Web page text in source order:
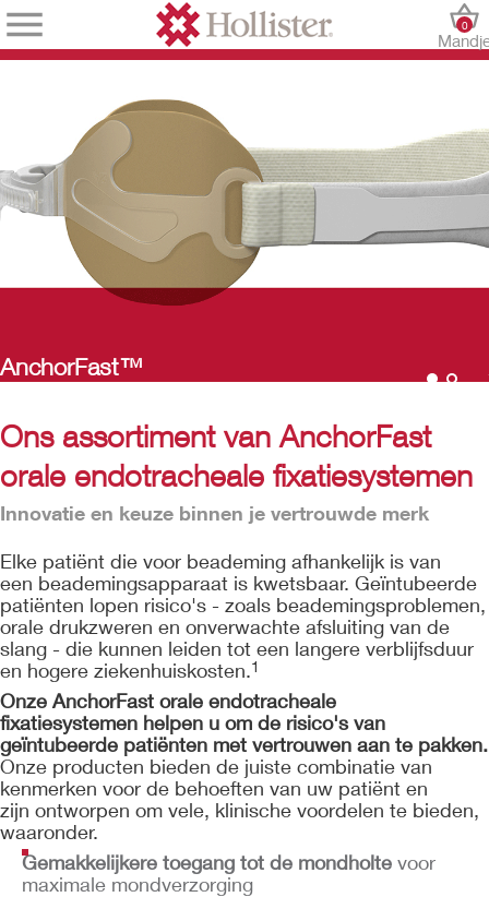
0
Ons assortiment van AnchorFast
orale endotracheale fixatiesystemen
Innovatie en keuze binnen je vertrouwde merk
Elke patiënt die voor beademing afhankelijk is van
een beademingsapparaat is kwetsbaar. Geïntubeerde
patiënten lopen risico's - zoals beademingsproblemen,
orale drukzweren en onverwachte afsluiting van de
slang - die kunnen leiden tot een langere verblijfsduur
en hogere ziekenhuiskosten.1
Onze AnchorFast orale endotracheale
fixatiesystemen helpen u om de risico's van
geïntubeerde patiënten met vertrouwen aan te pakken.
Onze producten bieden de juiste combinatie van
kenmerken voor de behoeften van uw patiënt en
zijn ontworpen om vele, klinische voordelen te bieden,
waaronder.
Gemakkelijkere toegang tot de mondholte voor
maximale mondverzorging